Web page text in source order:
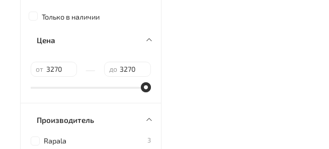
Только в наличии
Цена
от до
Производитель
Rapala 3